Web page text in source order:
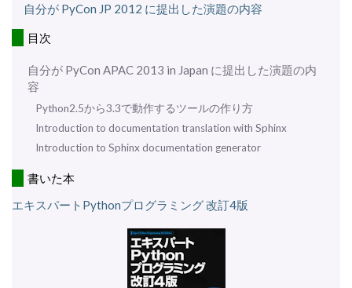
自分が PyCon JP 2012 に提出した演題の内容
目次
自分が PyCon APAC 2013 in Japan に提出した演題の内
容
Python2.5から3.3で動作するツールの作り方
Introduction to documentation translation with Sphinx
Introduction to Sphinx documentation generator
書いた本
エキスパートPythonプログラミング 改訂4版